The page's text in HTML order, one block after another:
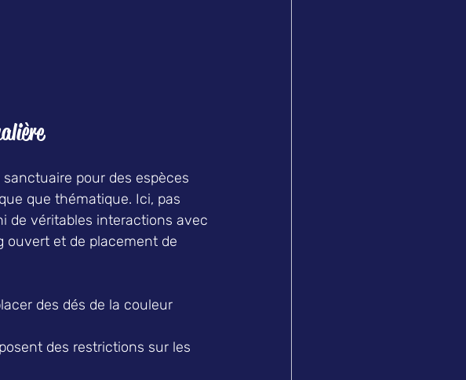
pour des espèces
que thématique. Ici, pas
de véritables interactions avec
ouvert et de placement de
des dés de la couleur
des restrictions sur les